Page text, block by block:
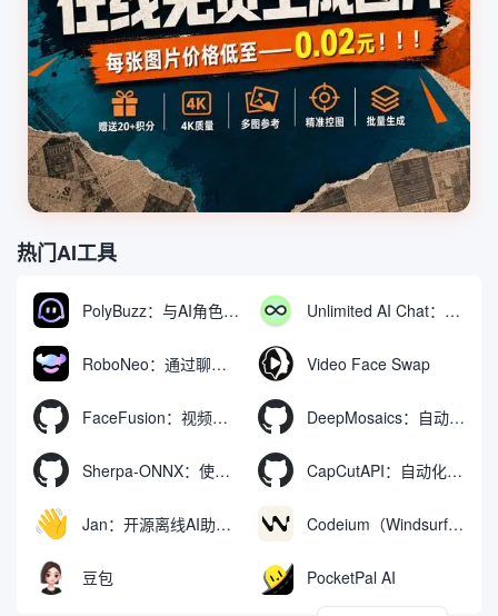
热门AI工具
PolyBuzz：与AI角色互动的免费聊天与角色扮演平台 Unlimited AI Chat：免费无限制的AI聊天工具
RoboNeo：通过聊天生成和编辑视频与图像的AI工具 Video Face Swap
FaceFusion：视频换脸增强工具|语音同步视频嘴型动作 DeepMosaics：自动去除图像和视频中的马赛克，或向其添加马赛克
Sherpa-ONNX：使用ONNXRuntime实现离线语音识别和合成 CapCutAPI：自动化控制CapCut视频剪辑的开源工具
Jan：开源离线AI助手，ChatGPT 替代品，运行本地AI模型或连接云端AI Codeium（Windsurf Editor）：免费的AI代码补全与聊天工具，Windsurf以对话方式编写完整项目代码
豆包 PocketPal AI